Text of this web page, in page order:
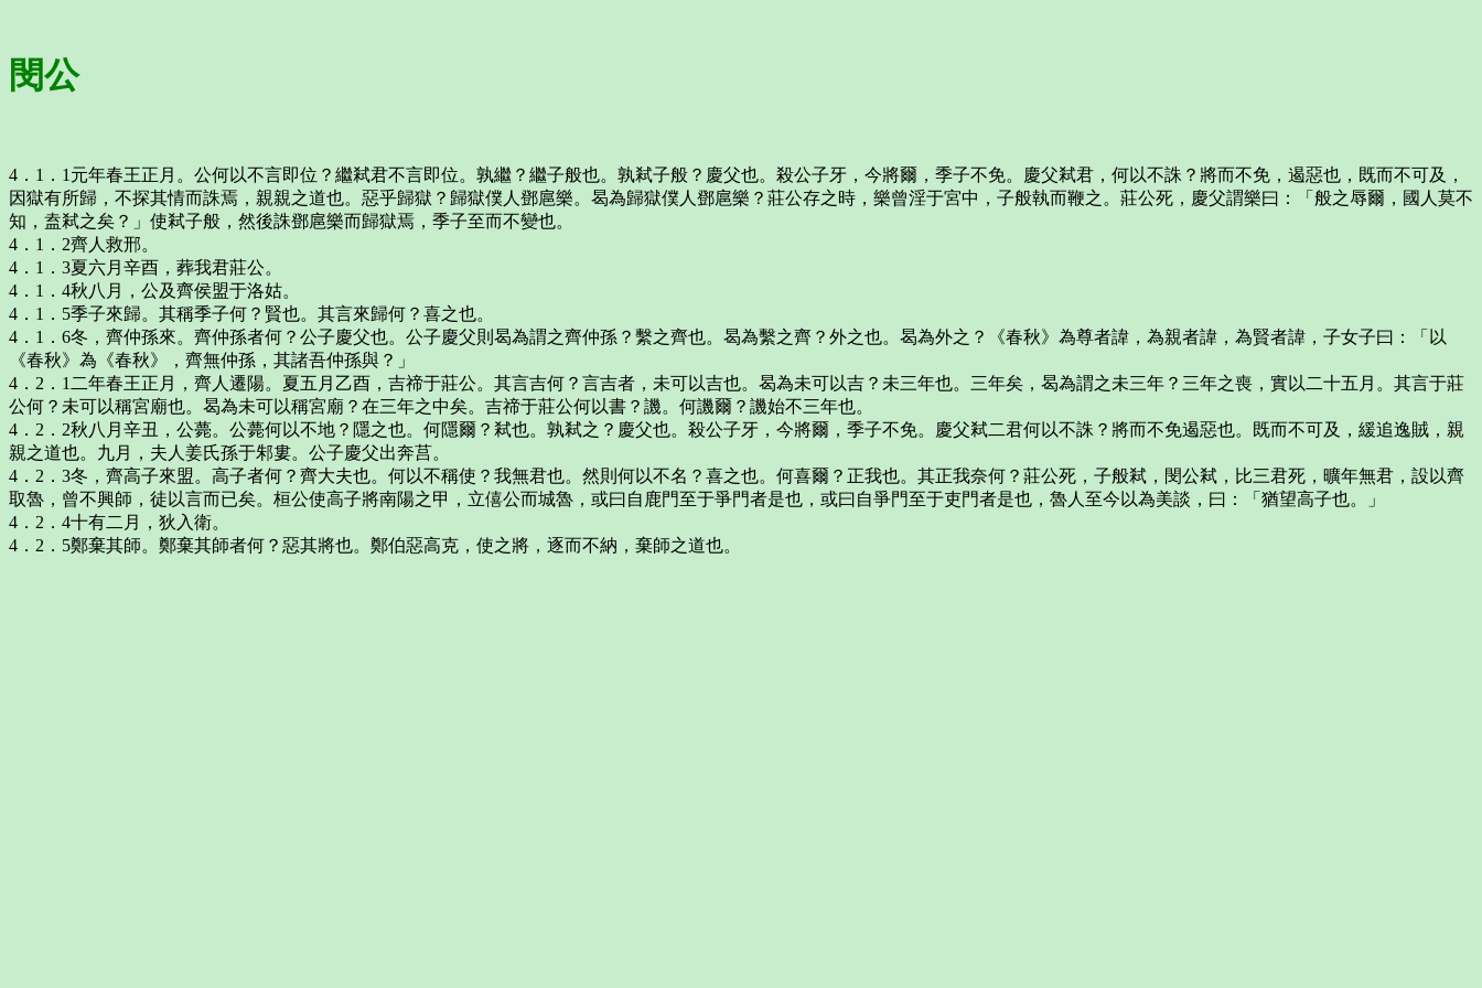
閔公
4．1．1元年春王正月。公何以不言即位？繼弒君不言即位。孰繼？繼子般也。孰弒子般？慶父也。殺公子牙，今將爾，季子不免。慶父弒君，何以不誅？將而不免，遏惡也，既而不可及，
因獄有所歸，不探其情而誅焉，親親之道也。惡乎歸獄？歸獄僕人鄧扈樂。曷為歸獄僕人鄧扈樂？莊公存之時，樂曾淫于宮中，子般執而鞭之。莊公死，慶父謂樂曰：「般之辱爾，國人莫不
知，盍弒之矣？」使弒子般，然後誅鄧扈樂而歸獄焉，季子至而不變也。
4．1．2齊人救邢。
4．1．3夏六月辛酉，葬我君莊公。
4．1．4秋八月，公及齊侯盟于洛姑。
4．1．5季子來歸。其稱季子何？賢也。其言來歸何？喜之也。
4．1．6冬，齊仲孫來。齊仲孫者何？公子慶父也。公子慶父則曷為謂之齊仲孫？繫之齊也。曷為繫之齊？外之也。曷為外之？《春秋》為尊者諱，為親者諱，為賢者諱，子女子曰：「以
《春秋》為《春秋》，齊無仲孫，其諸吾仲孫與？」
4．2．1二年春王正月，齊人遷陽。夏五月乙酉，吉禘于莊公。其言吉何？言吉者，未可以吉也。曷為未可以吉？未三年也。三年矣，曷為謂之未三年？三年之喪，實以二十五月。其言于莊
公何？未可以稱宮廟也。曷為未可以稱宮廟？在三年之中矣。吉禘于莊公何以書？譏。何譏爾？譏始不三年也。
4．2．2秋八月辛丑，公薨。公薨何以不地？隱之也。何隱爾？弒也。孰弒之？慶父也。殺公子牙，今將爾，季子不免。慶父弒二君何以不誅？將而不免遏惡也。既而不可及，緩追逸賊，親
親之道也。九月，夫人姜氏孫于邾婁。公子慶父出奔莒。
4．2．3冬，齊高子來盟。高子者何？齊大夫也。何以不稱使？我無君也。然則何以不名？喜之也。何喜爾？正我也。其正我奈何？莊公死，子般弒，閔公弒，比三君死，曠年無君，設以齊
取魯，曾不興師，徒以言而已矣。桓公使高子將南陽之甲，立僖公而城魯，或曰自鹿門至于爭門者是也，或曰自爭門至于吏門者是也，魯人至今以為美談，曰：「猶望高子也。」
4．2．4十有二月，狄入衛。
4．2．5鄭棄其師。鄭棄其師者何？惡其將也。鄭伯惡高克，使之將，逐而不納，棄師之道也。